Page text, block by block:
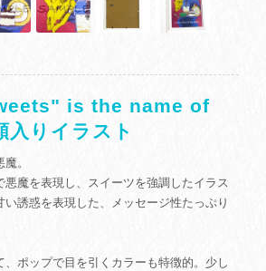
is the name of
りイラスト
。
悪魔を表現し、スイーツを強調したイラス
い誘惑を表現した、メッセージ性たっぷり
、ポップで目を引くカラーも特徴的。少し